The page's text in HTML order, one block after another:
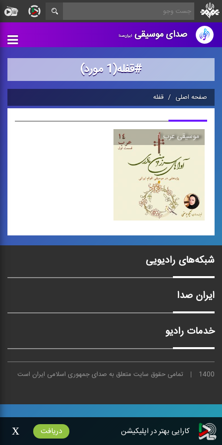
صدای موسیقیایران‌صدا
#قفله(1 مورد)
صفحه اصلی قفله
موسیقی عرب 1
موسیقی عرب 1
مجموعه كتاب‌هایی
بررسی ...
شبکه‌های رادیویی
ایران صدا
خدمات رادیو
1400 تمامی حقوق سایت متعلق به صدایجمهوری اسلامی ایران است
کارایی بهتر در اپلیکیشن دریافت x